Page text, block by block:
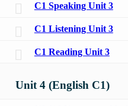
C1 Speaking Unit 3
C1 Listening Unit 3
C1 Reading Unit 3
Unit 4 (English C1)